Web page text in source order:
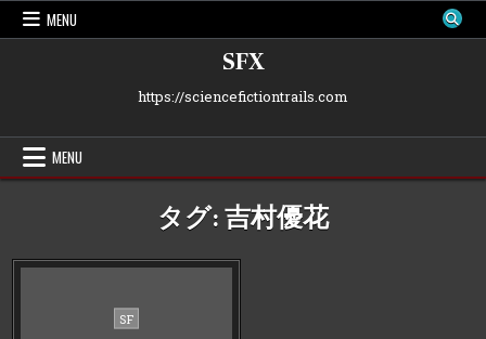
Skip
MENU
SFX
https://sciencefictiontrails.com
MENU
タグ:吉村優花
Posted
SF